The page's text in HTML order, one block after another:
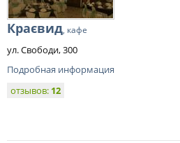
Краєвид, кафе
ул. Свободи, 300
Подробная информация
отзывов: 12